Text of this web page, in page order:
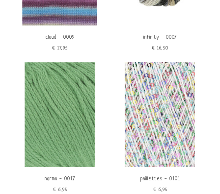
cloud - 0009
€17,95
infinity - 0007
€16,50
norma - 0017
€6,95
paillettes - 0101
€6,95